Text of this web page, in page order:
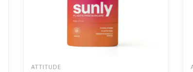
ATTITUDE